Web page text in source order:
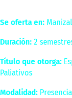
Se oferta en:
Duración:2
Título que otorga:
Paliativos
Modalidad: